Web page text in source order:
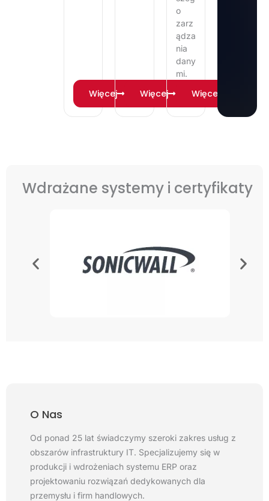
Więcej Więcej
o
zarz
ądza
nia
dany
mi.
Więcej
Wdrażane systemy i certyfikaty​
O Nas
Od ponad 25 lat świadczymy szeroki zakres usług z
obszarów infrastruktury IT. Specjalizujemy się w
produkcji i wdrożeniach systemu ERP oraz
projektowaniu rozwiązań dedykowanych dla
przemysłu i firm handlowych.